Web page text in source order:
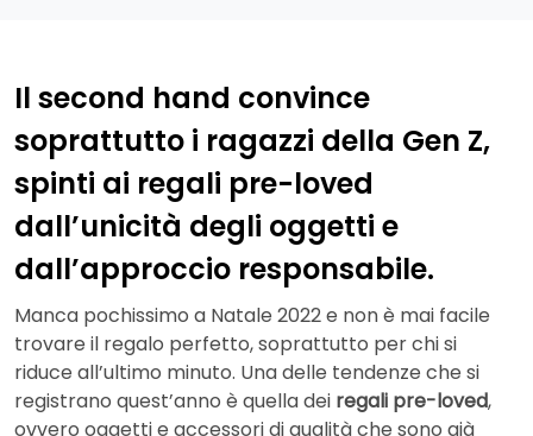
Il second hand convince
soprattutto i ragazzi della Gen Z,
spinti ai regali pre-loved
dall’unicità degli oggetti e
dall’approccio responsabile.
Manca pochissimo a Natale 2022 e non è mai facile
trovare il regalo perfetto, soprattutto per chi si
riduce all’ultimo minuto. Una delle tendenze che si
registrano quest’anno è quella dei regali pre-loved,
ovvero oggetti e accessori di qualità che sono già